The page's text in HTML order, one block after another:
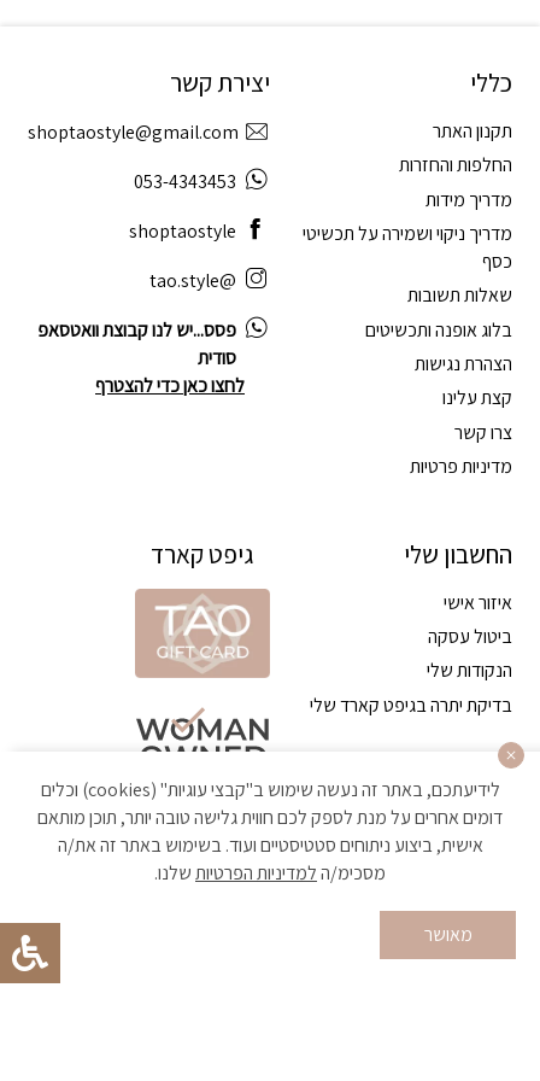
כללי
תקנון האתר
החלפות והחזרות
מדריך מידות
מדריך ניקוי ושמירה על תכשיטי
כסף
שאלות תשובות
בלוג אופנה ותכשיטים
הצהרת נגישות
קצת עלינו
צרו קשר
מדיניות פרטיות
החשבון שלי
איזור אישי
ביטול עסקה
הנקודות שלי
בדיקת יתרה בגיפט קארד שלי
יצירת קשר
shoptaostyle@gmail.com
053-4343453
shoptaostyle
@tao.style
פסס...יש לנו קבוצת וואטסאפ
סודית
לחצו כאן כדי להצטרף
גיפט קארד
הקניה באתר מאובטחת ועומדת בתקן האבטחה הגבוה ביותר
לידיעתכם, באתר זה נעשה שימוש ב"קבצי עוגיות" (cookies) וכלים
דומים אחרים על מנת לספק לכם חווית גלישה טובה יותר, תוכן מותאם
אישית, ביצוע ניתוחים סטטיסטיים ועוד. בשימוש באתר זה את/ה
מסכימ/הלמדיניות הפרטיותשלנו.
מאושר